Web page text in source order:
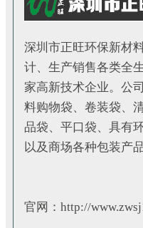
深圳市正旺环保新材
计、生产销售各类全
家高新技术企业。公
料购物袋、卷装袋、
品袋、平口袋、具有
以及商场各种包装产品
官网：http://